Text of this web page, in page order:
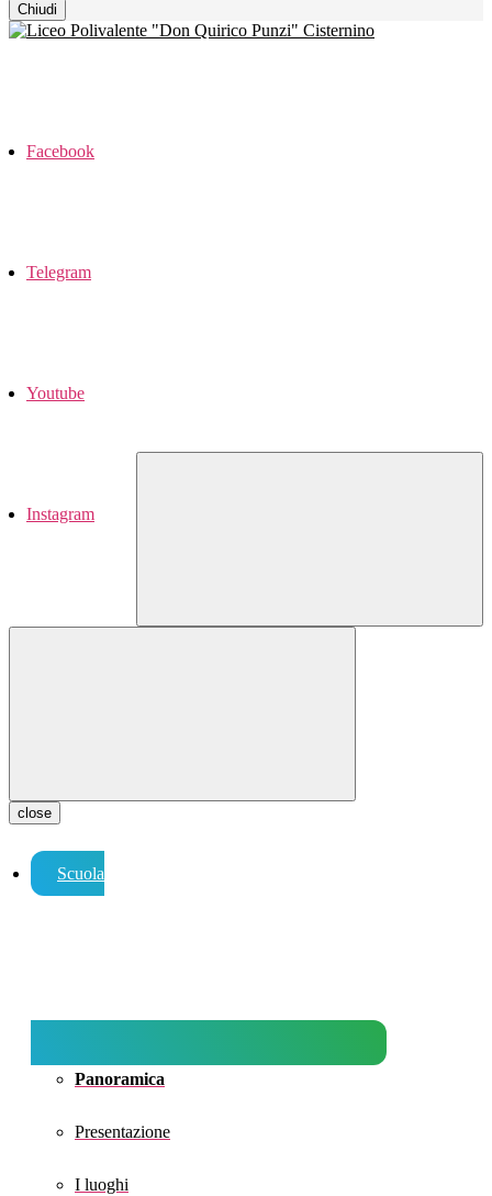
Chiudi
Facebook
Telegram
Youtube
Instagram
close
Scuola
Panoramica
Presentazione
I luoghi